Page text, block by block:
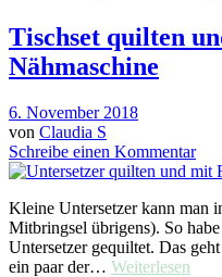
Tischset quilten
Nähmaschine
6. November 2018
von Claudia S
Schreibe einen Kommentar
Kleine Untersetzer kann man
Mitbringsel übrigens). So
Untersetzer gequiltet. Das
ein paar der… Weiterlesen